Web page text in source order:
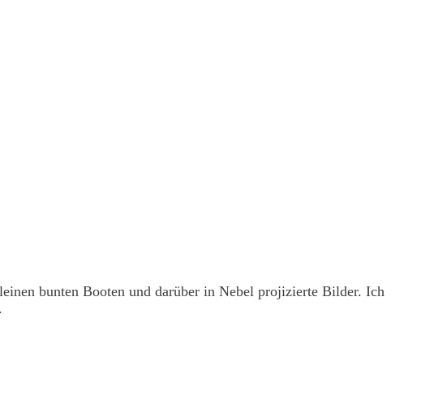
bunten Booten und darüber in Nebel projizierte Bilder. Ich